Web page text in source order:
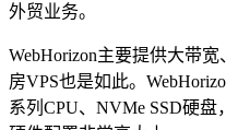
外贸业务。
WebHorizon主要提供大带宽
房VPS也是如此。
系列CPU、NVMe SSD硬盘